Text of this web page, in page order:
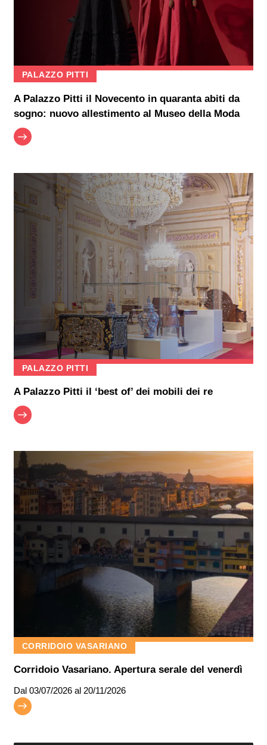
PALAZZO PITTI
A Palazzo Pitti il Novecento in quaranta abiti da
sogno: nuovo allestimento al Museo della Moda
PALAZZO PITTI
A Palazzo Pitti il ‘best of’ dei mobili dei re
CORRIDOIO VASARIANO
Corridoio Vasariano. Apertura serale del venerdì
Dal 03/07/2026 al 20/11/2026